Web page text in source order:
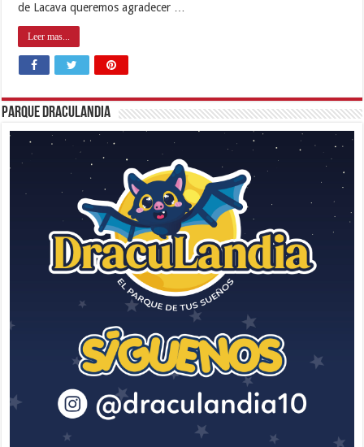
de Lacava queremos agradecer …
Leer mas...
Parque Draculandia